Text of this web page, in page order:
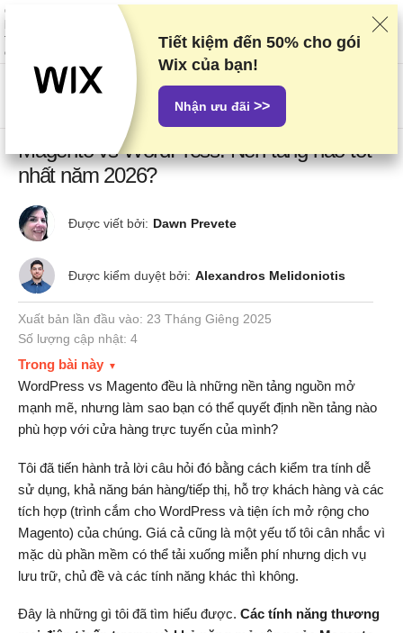
Chúng tôi xếp hạng các nhà cung cấp dựa trên thử nghiệm và nghiên cứu
khắt khe, nhưng cũng cân nhắc phản hồi của bạn và các thỏa thuận
thương mại của chúng tôi với các nhà cung cấp. Trang này chứa các
đường dẫn liên kết.
Tiết lộ Quảng cáo
Magento vs WordPress: Nền tảng nào tốt
nhất năm 2026?
Được viết bởi: Dawn Prevete
Được kiểm duyệt bởi: Alexandros Melidoniotis
Xuất bản lần đầu vào: 23 Tháng Giêng 2025
Số lượng cập nhật: 4
Trong bài này
WordPress vs Magento đều là những nền tảng nguồn mở
mạnh mẽ, nhưng làm sao bạn có thể quyết định nền tảng nào
phù hợp với cửa hàng trực tuyến của mình?
Tôi đã tiến hành trả lời câu hỏi đó bằng cách kiểm tra tính dễ
sử dụng, khả năng bán hàng/tiếp thị, hỗ trợ khách hàng và các
tích hợp (trình cắm cho WordPress và tiện ích mở rộng cho
Magento) của chúng. Giá cả cũng là một yếu tố tôi cân nhắc vì
mặc dù phần mềm có thể tải xuống miễn phí nhưng dịch vụ
lưu trữ, chủ đề và các tính năng khác thì không.
Đây là những gì tôi đã tìm hiểu được. Các tính năng thương
Tiết kiệm đến 50% cho gói
Wix của bạn!
Nhận ưu đãi >>